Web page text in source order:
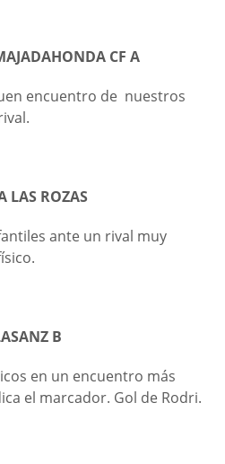
CF A
encuentro de nuestros
LAS ROZAS
ante un rival muy
B
en un encuentro más
el marcador. Gol de Rodri.